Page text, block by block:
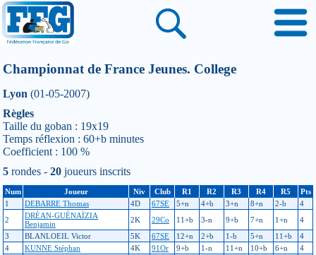
Championnat de France Jeunes. College
Lyon (01-05-2007)
Règles
Taille du goban : 19x19
Temps réflexion : 60+b minutes
Coefficient : 100 %
5 rondes - 20 joueurs inscrits
Num Joueur Niv Club R1 R2 R3 R4 R5
Pts
1
DEBARRE Thomas 4D 67SE 5+n 4+b 3+n 8+n 2-b
4
2
DRÉAN-GUÉNAÏZIA
Benjamin
2K 29Co 11+b 3-n 9+b 7+n 1+n
4
3
BLANLOEIL Victor 5K 67SE 12+n 2+b 1-b 5+n 11+b
4
4
KUNNE Stéphan 4K 91Or 9+b 1-n 11+n 10+b 6+n
4